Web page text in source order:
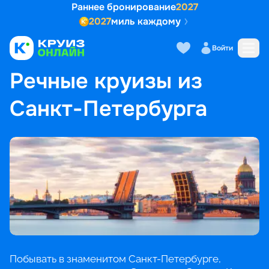
Раннее бронирование2027
2027миль каждому
Войти
ГЛАВНАЯ • ПОПУЛЯРНЫЕ НАПРАВЛЕНИЯ
РЕЧНЫЕ КРУИЗЫ ИЗ САНКТ-ПЕТЕРБУРГА
Речные круизы из
Санкт-Петербурга
Побывать в знаменитом Санкт-Петербурге,